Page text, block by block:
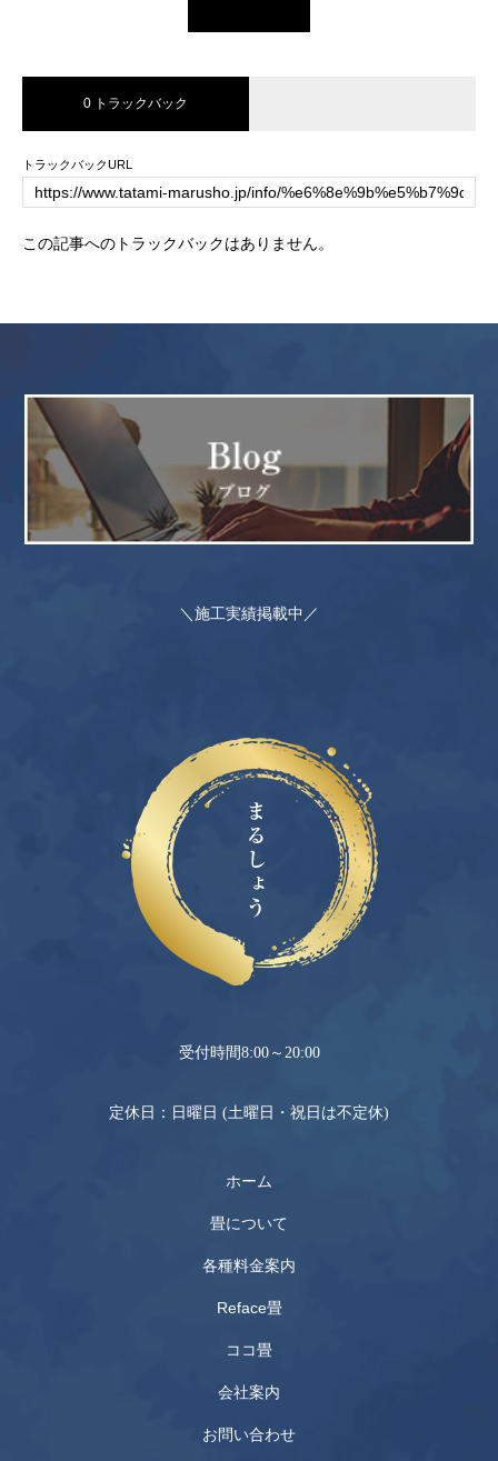
0 トラックバック
トラックバックURL
この記事へのトラックバックはありません。
＼施工実績掲載中／
受付時間8:00～20:00
定休日：日曜日 (土曜日・祝日は不定休)
ホーム
畳について
各種料金案内
Reface畳
ココ畳
会社案内
お問い合わせ